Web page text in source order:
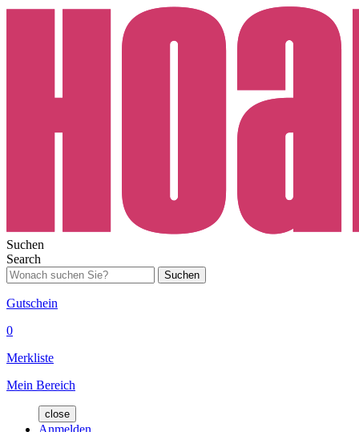
Suchen
Search
Suchen
Gutschein
0
Merkliste
Mein Bereich
close
Anmelden